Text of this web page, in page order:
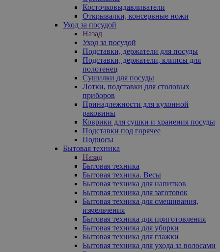
Косточковыдавливатели
Открывалки, консервные ножи
Уход за посудой
Назад
Уход за посудой
Подставки, держатели для посуды
Подставки, держатели, клипсы для
полотенец
Сушилки для посуды
Лотки, подставки для столовых
приборов
Принадлежности для кухонной
раковины
Коврики для сушки и хранения посуды
Подставки под горячее
Подносы
Бытовая техника
Назад
Бытовая техника
Бытовая техника. Весы
Бытовая техника для напитков
Бытовая техника для заготовок
Бытовая техника для смешивания,
измельчения
Бытовая техника для приготовления
Бытовая техника для уборки
Бытовая техника для глажки
Бытовая техника для ухода за волосами